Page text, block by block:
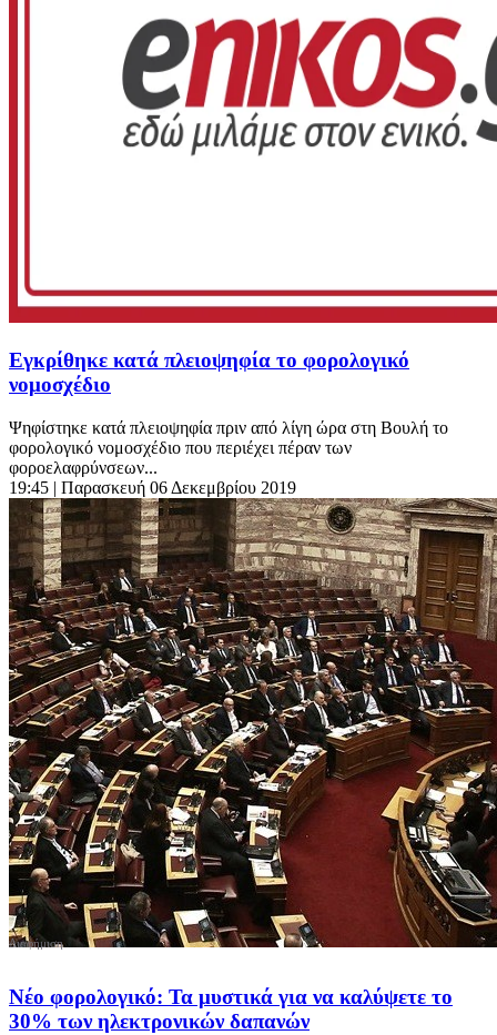
Εγκρίθηκε κατά πλειοψηφία το φορολογικό
νομοσχέδιο
Ψηφίστηκε κατά πλειοψηφία πριν από λίγη ώρα στη Βουλή το
φορολογικό νομοσχέδιο που περιέχει πέραν των
φοροελαφρύνσεων...
19:45 | Παρασκευή 06 Δεκεμβρίου 2019
Νέο φορολογικό: Τα μυστικά για να καλύψετε το
30% των ηλεκτρονικών δαπανών